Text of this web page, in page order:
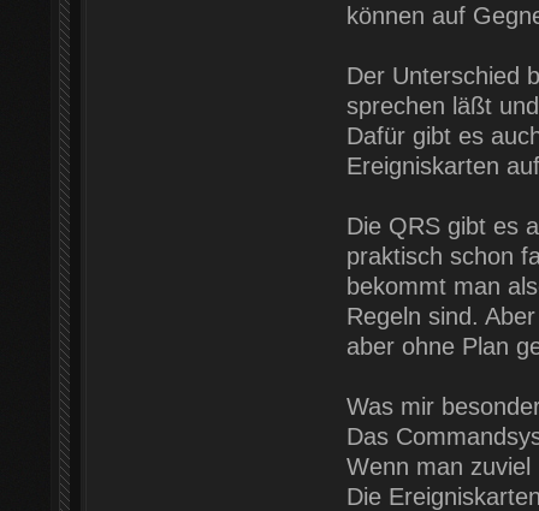
können auf
Der Unterschied
sprechen läßt
Dafür gibt es
Ereigniskarten
Die QRS gibt es
praktisch schon
bekommt man
Regeln sind.
aber ohne Plan
Was mir
Das
Wenn man
Die